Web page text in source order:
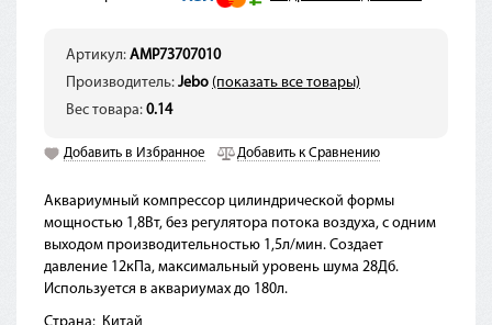
Артикул: AMP73707010
Производитель: Jebo (показать все товары)
Вес товара: 0.14
Добавить в Избранное Добавить к Сравнению
Аквариумный компрессор цилиндрической формы
мощностью 1,8Вт, без регулятора потока воздуха, с одним
выходом производительностью 1,5л/мин. Создает
давление 12кПа, максимальный уровень шума 28Дб.
Используется в аквариумах до 180л.